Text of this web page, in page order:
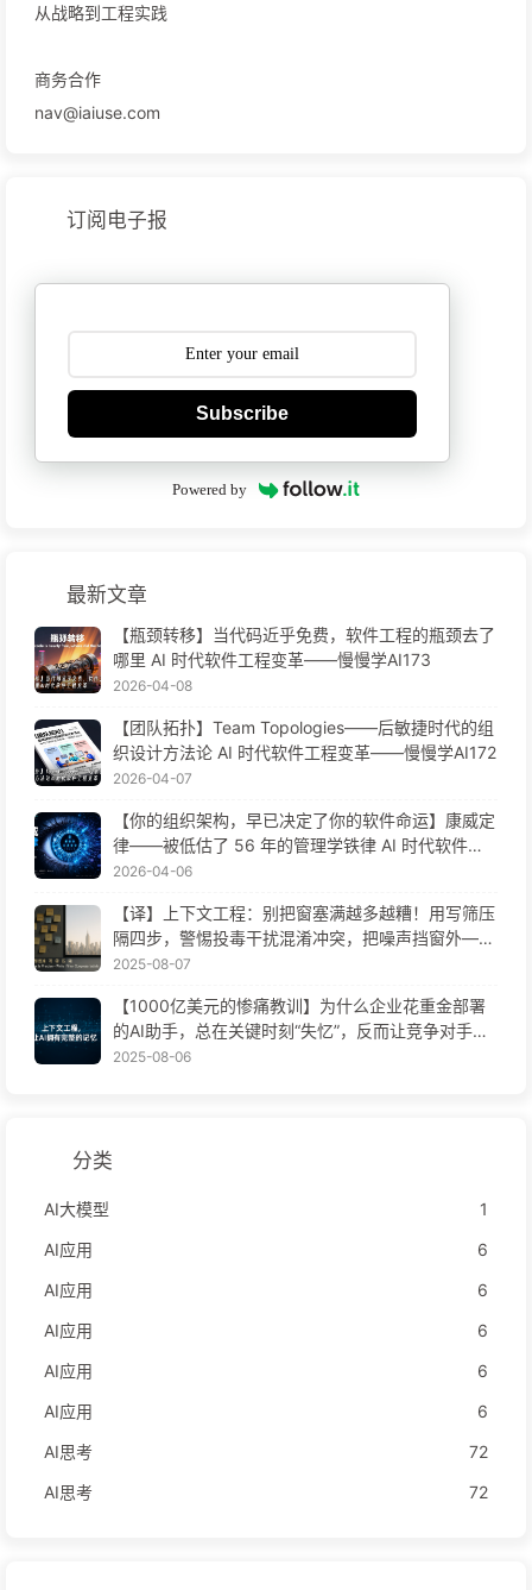
从战略到工程实践
商务合作
nav@iaiuse.com
订阅电子报
Subscribe
Powered by
最新文章
【瓶颈转移】当代码近乎免费，软件工程的瓶颈去了
哪里 AI 时代软件工程变革——慢慢学AI173
2026-04-08
【团队拓扑】Team Topologies——后敏捷时代的组
织设计方法论 AI 时代软件工程变革——慢慢学AI172
2026-04-07
【你的组织架构，早已决定了你的软件命运】康威定
律——被低估了 56 年的管理学铁律 AI 时代软件工
程变革——慢慢学AI171
2026-04-06
【译】上下文工程：别把窗塞满越多越糟！用写筛压
隔四步，警惕投毒干扰混淆冲突，把噪声挡窗外——
慢慢学AI170
2025-08-07
【1000亿美元的惨痛教训】为什么企业花重金部署
的AI助手，总在关键时刻“失忆”，反而让竞争对手实
现90%性能提升？——慢慢学AI169
2025-08-06
分类
AI大模型
1
AI应用
6
AI应用
6
AI应用
6
AI应用
6
AI应用
6
AI思考
72
AI思考
72